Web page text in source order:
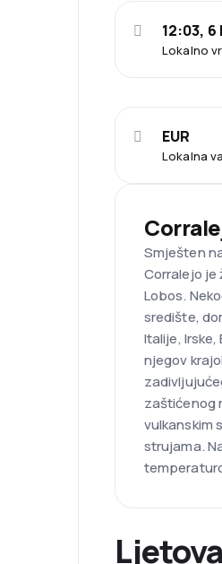
Lokalno
12:03,
Lokalna
EUR
Smješten
Corralejo je
Lobos.
središte,
Italije,
njegov
zaštićenog
vulkanskim
strujama.